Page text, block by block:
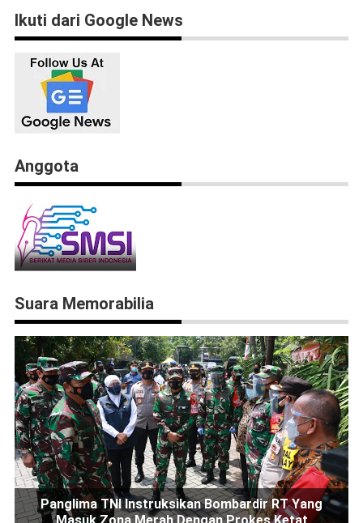
Ikuti dari Google News
Anggota
Suara Memorabilia
Panglima TNI Instruksikan Bombardir RT Yang
Masuk Zona Merah Dengan Prokes Ketat